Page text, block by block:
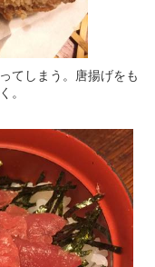
てしまう。唐揚げをも
。